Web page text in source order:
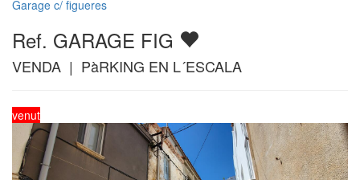
Garage c/ figueres
Ref. GARAGE FIG
VENDA | PàRKING EN L´ESCALA
venut